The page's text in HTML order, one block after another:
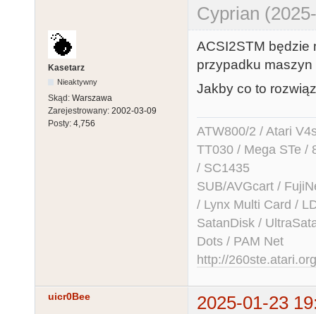
Cyprian
Kasetarz
Nieaktywny
Skąd: Warszawa
Zarejestrowany: 2002-03-09
Posty: 4,756
ACSI2STM będzie
przypadku maszyn
Jakby co to
ATW800/2 / Atari
TT030 / Mega STe /
/ SC1435
SUB/AVGcart /
/ Lynx Multi Card /
SatanDisk /
Dots / PAM Net
http://260ste.atari.org
uicr0Bee
2025-01-23